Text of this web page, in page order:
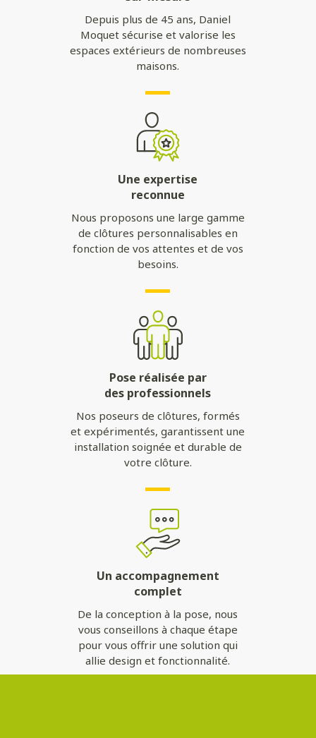
Depuis plus de 45 ans, Daniel
Moquet sécurise et valorise les
espaces extérieurs de nombreuses
maisons.
Une expertise
reconnue
Nous proposons une large gamme
de clôtures personnalisables en
fonction de vos attentes et de vos
besoins.
Pose réalisée par
des professionnels
Nos poseurs de clôtures, formés
et expérimentés, garantissent une
installation soignée et durable de
votre clôture.
Un accompagnement
complet
De la conception à la pose, nous
vous conseillons à chaque étape
pour vous offrir une solution qui
allie design et fonctionnalité.